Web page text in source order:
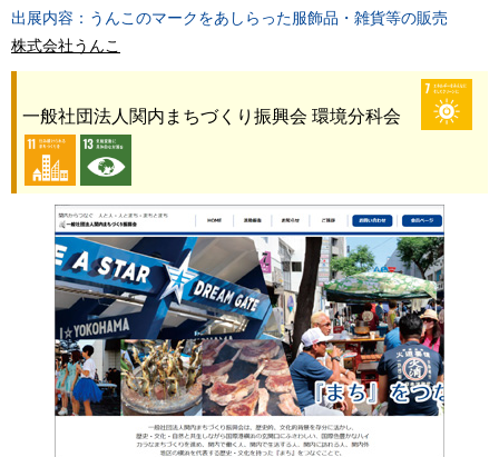
出展内容：うんこのマークをあしらった服飾品・雑貨等の販売
株式会社うんこ
一般社団法人関内まちづくり振興会 環境分科会